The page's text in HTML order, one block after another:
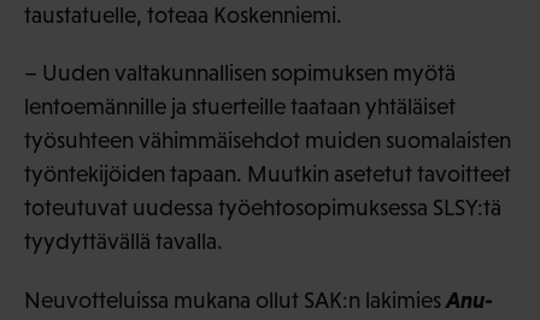
taustatuelle, toteaa Koskenniemi.
– Uuden valtakunnallisen sopimuksen myötä
lentoemännille ja stuerteille taataan yhtäläiset
työsuhteen vähimmäisehdot muiden suomalaisten
työntekijöiden tapaan. Muutkin asetetut tavoitteet
toteutuvat uudessa työehtosopimuksessa SLSY:tä
tyydyttävällä tavalla.
Neuvotteluissa mukana ollut SAK:n lakimiesAnu-